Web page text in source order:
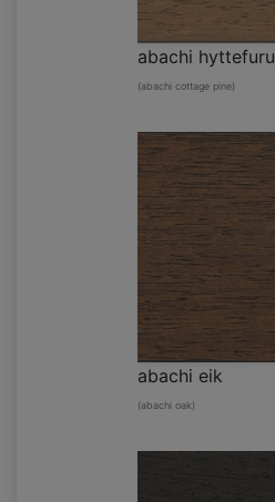
abachi hyttefuru
(abachi cottage pine)
abachi eik
(abachi oak)